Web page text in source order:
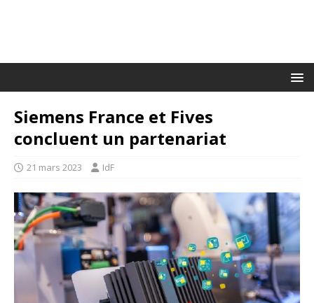
Siemens France et Fives
concluent un partenariat
21 mars 2023 IdF